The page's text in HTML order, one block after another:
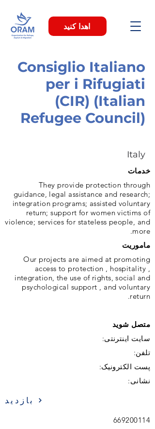
اهدا کنید
Consiglio Italiano
per i Rifugiati
(CIR) (Italian
Refugee Council)
Italy
خدمات
They provide protection through
guidance, legal assistance and research;
integration programs; assisted voluntary
return; support for women victims of
violence; services for stateless people, and
more.
ماموریت
Our projects are aimed at promoting
access to protection , hospitality ,
integration, the use of rights, social and
psychological support , and voluntary
return.
متصل شوید
سایت اینترنتی:
تلفن:
پست الکترونیک:
نشانی:
بازدید
669200114